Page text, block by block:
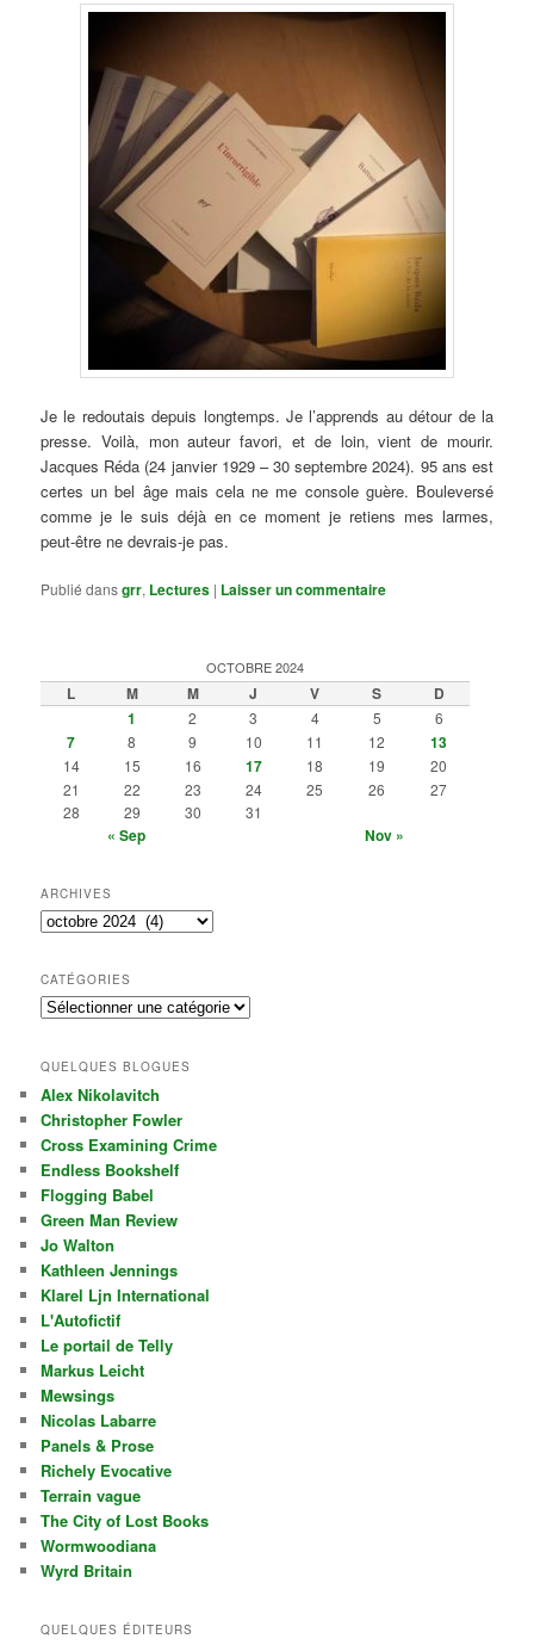
Je le redoutais depuis longtemps. Je l’apprends au détour de la
presse. Voilà, mon auteur favori, et de loin, vient de mourir.
Jacques Réda (24 janvier 1929 – 30 septembre 2024). 95 ans est
certes un bel âge mais cela ne me console guère. Bouleversé
comme je le suis déjà en ce moment je retiens mes larmes,
peut-être ne devrais-je pas.
Publié dansgrr, Lectures | Laisser un commentaire
OCTOBRE 2024
L M M J V S
D
1
2 3 4 5 6
7 8 9 10 11 12 13
14 15 16 17 18 19
20
21
22 23 24 25 26
27
28
29 30 31
« Sep Nov »
ARCHIVES
Archives
CATÉGORIES
Catégories
QUELQUES BLOGUES
Alex Nikolavitch
Christopher Fowler
Cross Examining Crime
Endless Bookshelf
Flogging Babel
Green Man Review
Jo Walton
Kathleen Jennings
Klarel Ljn International
L'Autofictif
Le portail de Telly
Markus Leicht
Mewsings
Nicolas Labarre
Panels & Prose
Richely Evocative
Terrain vague
The City of Lost Books
Wormwoodiana
Wyrd Britain
QUELQUES ÉDITEURS